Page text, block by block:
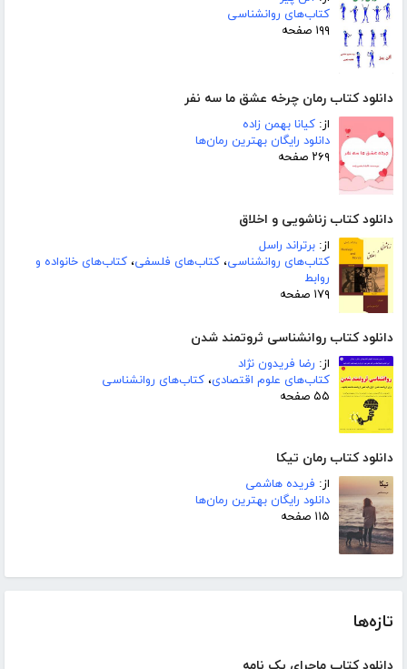
کتاب‌های روانشناسی
۱۹۹ صفحه
دانلود کتاب رمان چرخه عشق ما سه نفر
از: کیانا بهمن زاده
دانلود رایگان بهترین رمان‌ها
۲۶۹ صفحه
دانلود کتاب زناشویی و اخلاق
از: برتراند راسل
کتاب‌های روانشناسی، کتاب‌های فلسفی، کتاب‌های خانواده و
روابط
۱۷۹ صفحه
دانلود کتاب روانشناسی ثروتمند شدن
از: رضا فریدون نژاد
کتاب‌های علوم اقتصادی، کتاب‌های روانشناسی
۵۵ صفحه
دانلود کتاب رمان تیکا
از: فریده هاشمی
دانلود رایگان بهترین رمان‌ها
۱۱۵ صفحه
تازه‌ها